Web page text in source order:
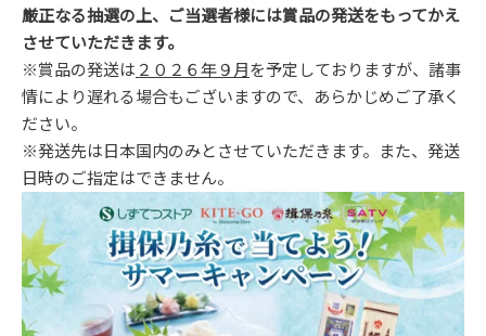
厳正なる抽選の上、ご当選者様には賞品の発送をもってかえ
させていただきます。
※賞品の発送は ２０２６年９月を予定しておりますが、諸事
情により遅れる場合もございますので、あらかじめご了承く
ださい。
※発送先は日本国内のみとさせていただきます。また、発送
日時のご指定はできません。